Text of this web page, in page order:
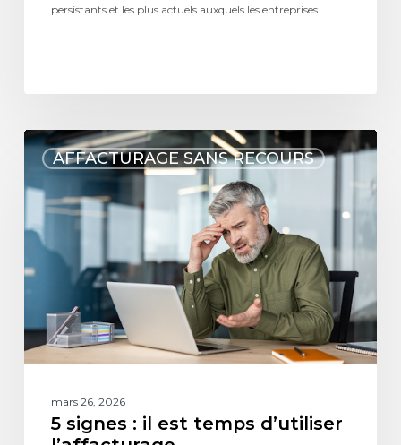
persistants et les plus actuels auxquels les entreprises…
AFFACTURAGE SANS RECOURS
mars 26, 2026
5 signes : il est temps d’utiliser